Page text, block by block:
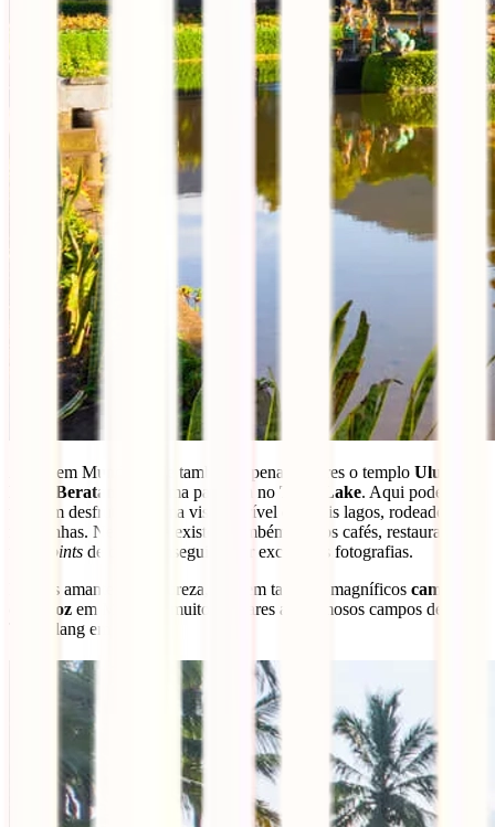
Ainda em Munduk vale também a pena visitares o templo Ulun
Danu Beratan
, com uma paragem no Twin Lake. Aqui poderás
também desfrutar de uma vista incrível dos dois lagos, rodeados por
montanhas. Nesta zona existem também muitos cafés, restaurantes e
viewpoints de onde conseguirá tirar excelentes fotografias.
Para os amantes de natureza, existem também magníficos campos
de arroz em Munduk, muito similares aos famosos campos de
Tegalalang em Ubud.